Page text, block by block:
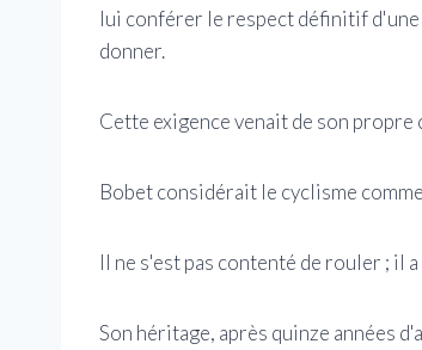
lui conférer le respect définitif
donner.
Cette exigence venait de son
Bobet considérait le cyclisme
Il ne s'est pas contenté de rouler ; il
Son héritage, après quinze années